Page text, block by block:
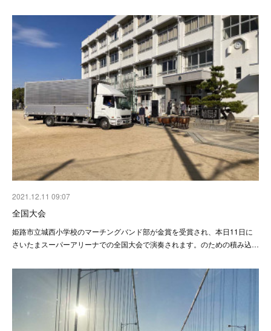
2021.12.11 09:07
全国大会
姫路市立城西小学校のマーチングバンド部が金賞を受賞され、本日11日に
さいたまスーパーアリーナでの全国大会で演奏されます。のための積み込…